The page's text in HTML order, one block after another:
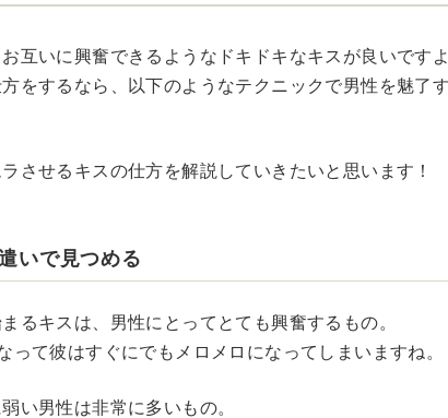
互いに興奮できるようなドキドキなキスが良いですよ
をするなら、以下のようなテクニックで男性を魅了
させるキスの仕方を解説していきたいと思います！
いで見つめる
るキスは、男性にとってとても興奮するもの。
て彼はすぐにでもメロメロになってしまいますね。
い男性は非常に多いもの。